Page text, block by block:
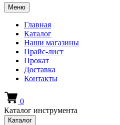
Меню
Главная
Каталог
Наши магазины
Прайс-лист
Прокат
Доставка
Контакты
0
Каталог инструмента
Каталог